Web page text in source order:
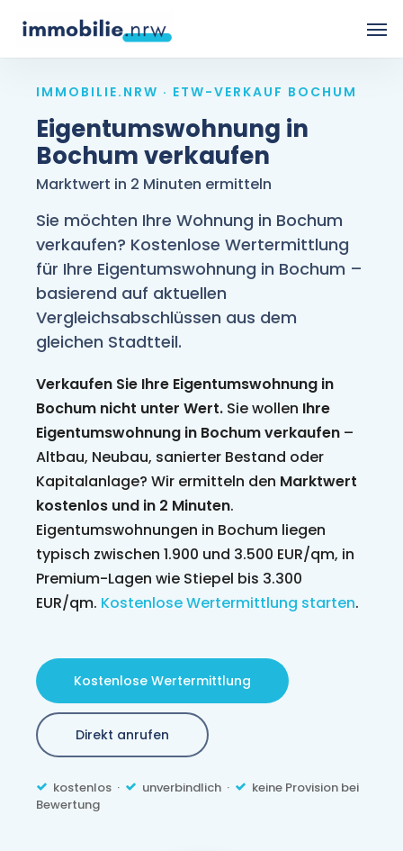
contentIMMOBILIE.NRW · ETW-VERKAUF BOCHUM
Eigentumswohnung in
Bochum verkaufen
Marktwert in 2 Minuten ermitteln
Sie möchten Ihre Wohnung in Bochum
verkaufen? Kostenlose Wertermittlung
für Ihre Eigentumswohnung in Bochum –
basierend auf aktuellen
Vergleichsabschlüssen aus dem
gleichen Stadtteil.
Verkaufen Sie Ihre Eigentumswohnung in
Bochum nicht unter Wert. Sie wollen Ihre
Eigentumswohnung in Bochum verkaufen –
Altbau, Neubau, sanierter Bestand oder
Kapitalanlage? Wir ermitteln den Marktwert
kostenlos und in 2 Minuten.
Eigentumswohnungen in Bochum liegen
typisch zwischen 1.900 und 3.500 EUR/qm, in
Premium-Lagen wie Stiepel bis 3.300
EUR/qm. Kostenlose Wertermittlung starten.
Kostenlose Wertermittlung
Direkt anrufen
kostenlos · unverbindlich ·
keine Provision bei
Bewertung